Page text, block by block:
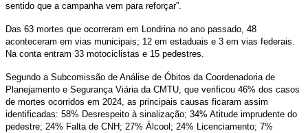
sentido que a campanha vem para reforçar”.
Das 63 mortes que ocorreram em Londrina no ano passado, 48
aconteceram em vias municipais; 12 em estaduais e 3 em vias federais.
Na conta entram 33 motociclistas e 15 pedestres.
Segundo a Subcomissão de Análise de Óbitos da Coordenadoria de
Planejamento e Segurança Viária da CMTU, que verificou 46% dos casos
de mortes ocorridos em 2024, as principais causas ficaram assim
identificadas: 58% Desrespeito à sinalização; 34% Atitude imprudente do
pedestre; 24% Falta de CNH; 27% Álcool; 24% Licenciamento; 7%